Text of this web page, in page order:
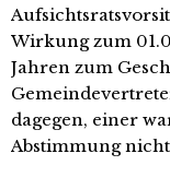
Wirkung zum
Jahren zum
dagegen, einer
Abstimmung